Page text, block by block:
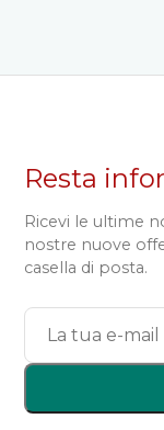
Resta
Ricevi le ultime
nostre nuove
casella di posta.